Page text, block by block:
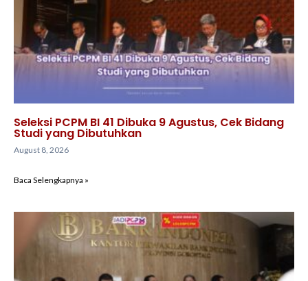
Seleksi PCPM BI 41 Dibuka 9 Agustus, Cek Bidang
Studi yang Dibutuhkan
August 8, 2026
Baca Selengkapnya »